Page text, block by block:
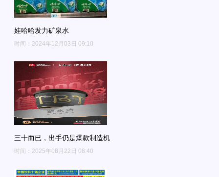
娃哈哈发力矿泉水
时间：2024年12月03日 09:10
三十而已，出手仍是爆款制造机
时间：2025年08月22日 08:40